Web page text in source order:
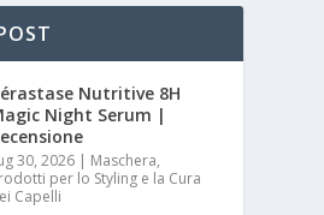
Nutritive 8H
Night Serum |
30, 2026 | Maschera,
per lo Styling e la Cura
Capelli